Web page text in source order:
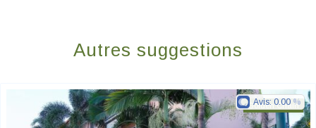
Autres suggestions
Golden Chain
Avis: 0.00